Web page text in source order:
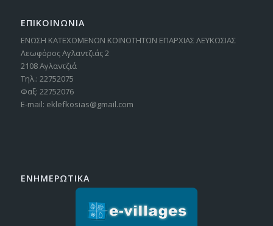
ΕΠΙΚΟΙΝΩΝΙΑ
ΕΝΩΣΗ ΚΑΤΕΧΟΜΕΝΩΝ ΚΟΙΝΟΤΗΤΩΝ ΕΠΑΡΧΙΑΣ ΛΕΥΚΩΣΙΑΣ
Λεωφόρος Αγλαντζιάς 2
2108 Αγλαντζιά
Τηλ.: 22752075
Φαξ: 22752076
E-mail: eklefkosias@gmail.com
ΕΝΗΜΕΡΩΤΙΚΑ